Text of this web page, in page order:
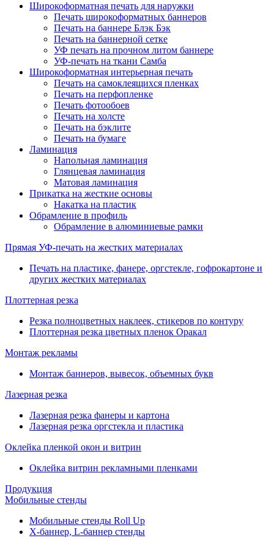
Широкоформатная печать для наружки
Печать широкоформатных баннеров
Печать на баннере Блэк Бэк
Печать на баннерной сетке
УФ печать на прочном литом баннере
УФ-печать на ткани Самба
Широкоформатная интерьерная печать
Печать на самоклеящихся пленках
Печать на перфопленке
Печать фотообоев
Печать на холсте
Печать на бэклите
Печать на бумаге
Ламинация
Напольная ламинация
Глянцевая ламинация
Матовая ламинация
Прикатка на жесткие основы
Накатка на пластик
Обрамление в профиль
Обрамление в алюминиевые рамки
Прямая УФ-печать на жестких материалах
Печать на пластике, фанере, оргстекле, гофрокартоне и
других жестких материалах
Плоттерная резка
Резка полноцветных наклеек, стикеров по контуру
Плоттерная резка цветных пленок Оракал
Монтаж рекламы
Монтаж баннеров, вывесок, объемных букв
Лазерная резка
Лазерная резка фанеры и картона
Лазерная резка оргстекла и пластика
Оклейка пленкой окон и витрин
Оклейка витрин рекламными пленками
Продукция
Мобильные стенды
Мобильные стенды Roll Up
Х-баннер, L-баннер стенды